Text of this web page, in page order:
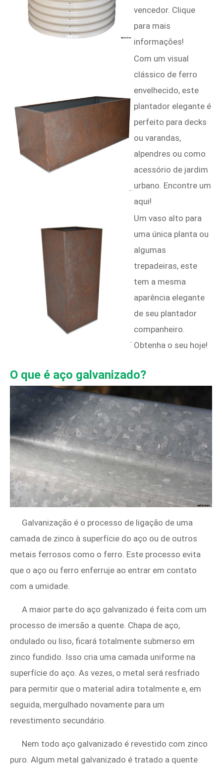
vencedor. Clique
para mais
informações!
Com um visual
clássico de ferro
envelhecido, este
plantador elegante é
perfeito para decks
ou varandas,
alpendres ou como
acessório de jardim
urbano. Encontre um
aqui!
Um vaso alto para
uma única planta ou
algumas
trepadeiras, este
tem a mesma
aparência elegante
de seu plantador
companheiro.
Obtenha o seu hoje!
O que é aço galvanizado?
Galvanização é o processo de ligação de uma
camada de zinco à superfície do aço ou de outros
metais ferrosos como o ferro. Este processo evita
que o aço ou ferro enferruje ao entrar em contato
com a umidade.
A maior parte do aço galvanizado é feita com um
processo de imersão a quente. Chapa de aço,
ondulado ou liso, ficará totalmente submerso em
zinco fundido. Isso cria uma camada uniforme na
superfície do aço. As vezes, o metal será resfriado
para permitir que o material adira totalmente e, em
seguida, mergulhado novamente para um
revestimento secundário.
Nem todo aço galvanizado é revestido com zinco
puro. Algum metal galvanizado é tratado a quente